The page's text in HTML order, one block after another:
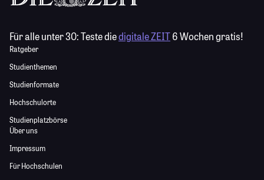
Für alle unter 30:Teste diedigitale ZEIT6 Wochen gratis!
Ratgeber
Studienthemen
Studienformate
Hochschulorte
Studienplatzbörse
Über uns
Impressum
Für Hochschulen